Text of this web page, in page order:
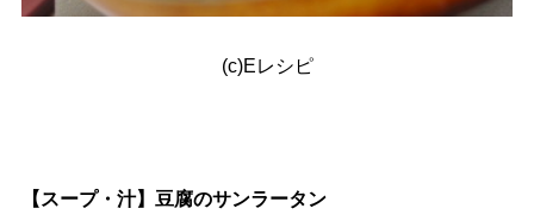
(c)Eレシピ
【スープ・汁】豆腐のサンラータン